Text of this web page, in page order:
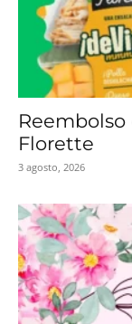
Reembolso
Florette
3 agosto, 2026